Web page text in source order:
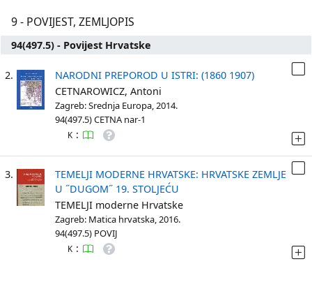
9 - POVIJEST, ZEMLJOPIS
94(497.5) - Povijest Hrvatske
2.
NARODNI PREPOROD U ISTRI: (1860 1907)
CETNAROWICZ, Antoni
Zagreb: Srednja Europa, 2014.
94(497.5) CETNA nar-1
K :
3.
TEMELJI MODERNE HRVATSKE: HRVATSKE ZEMLJE
U ˝DUGOM˝ 19. STOLJEĆU
TEMELJI moderne Hrvatske
Zagreb: Matica hrvatska, 2016.
94(497.5) POVIJ
K :